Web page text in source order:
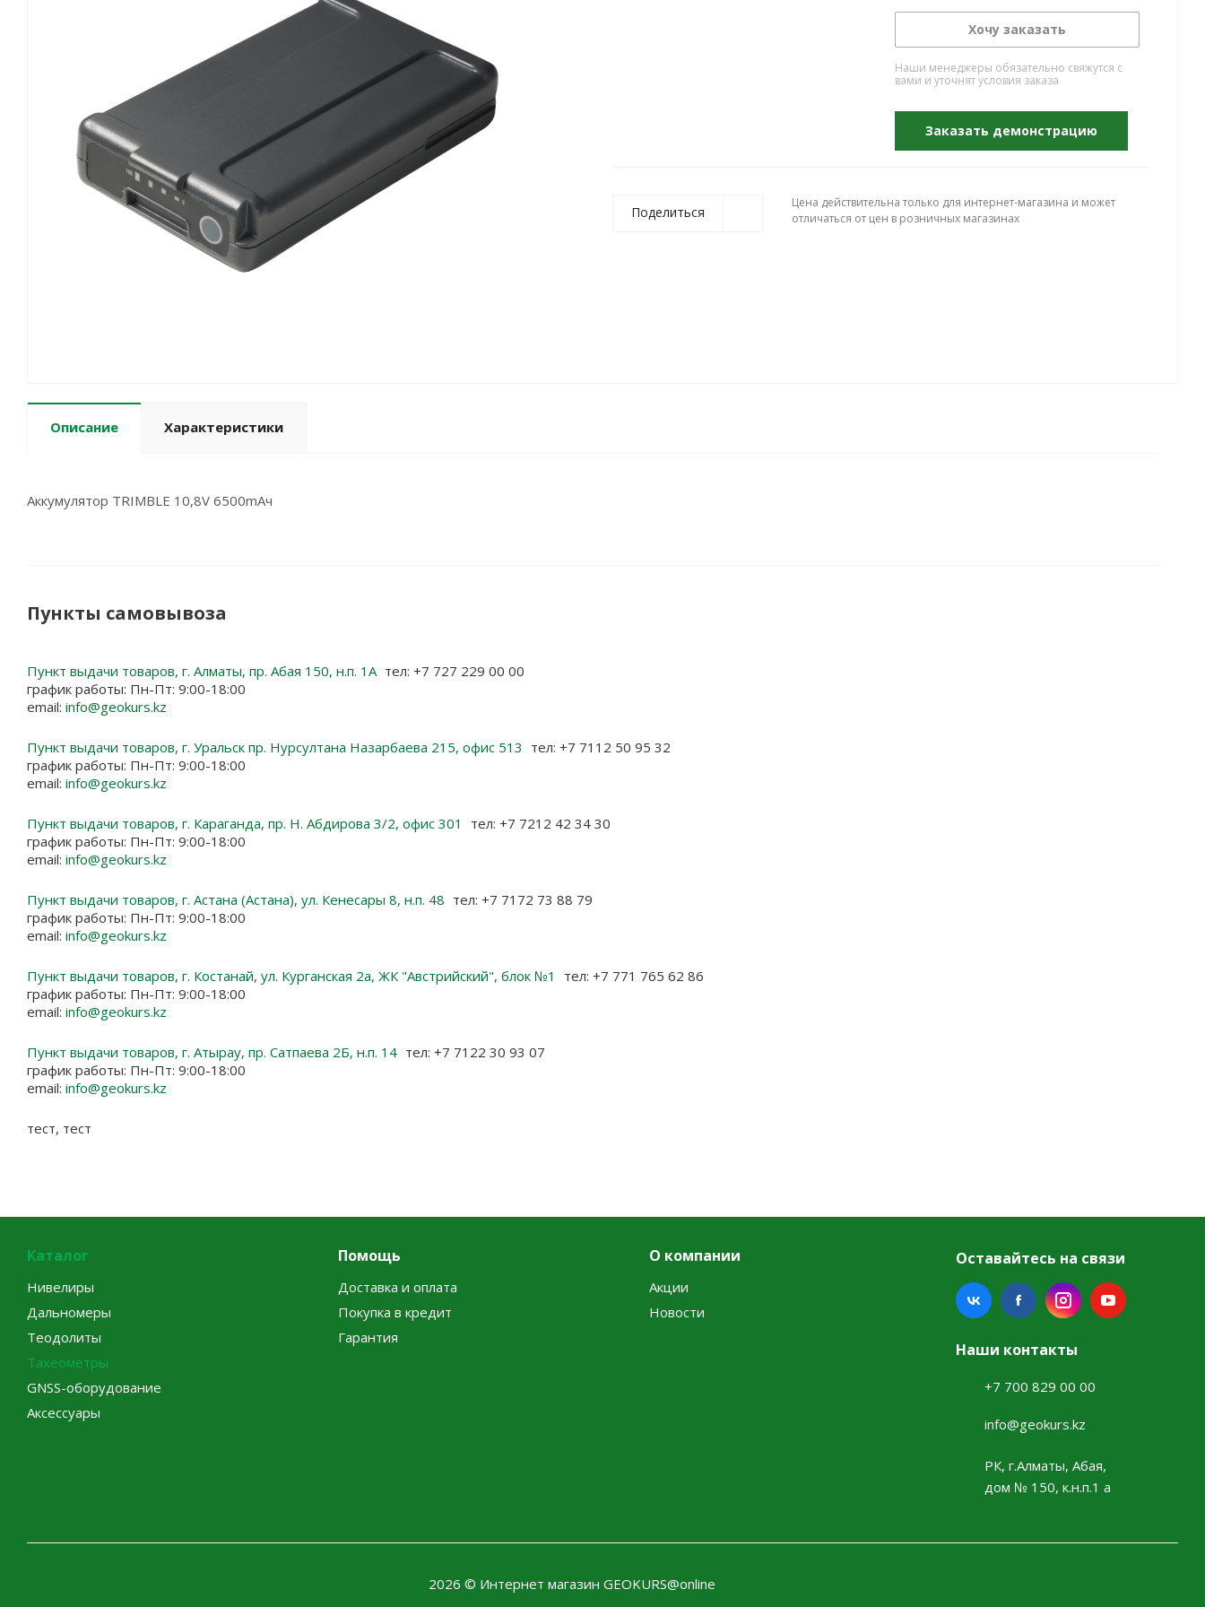
Хочу заказать
Наши менеджеры обязательно свяжутся с
вами и уточнят условия заказа
Заказать демонстрацию
Поделиться
Цена действительна только для интернет-магазина и может
отличаться от цен в розничных магазинах
Описание Характеристики
Аккумулятор TRIMBLE 10,8V 6500mAч
Пункты самовывоза
Пункт выдачи товаров, г. Алматы, пр. Абая 150, н.п. 1А тел: +7 727 229 00 00
график работы: Пн-Пт: 9:00-18:00
email: info@geokurs.kz
Пункт выдачи товаров, г. Уральск пр. Нурсултана Назарбаева 215, офис 513 тел: +7 7112 50 95 32
график работы: Пн-Пт: 9:00-18:00
email: info@geokurs.kz
Пункт выдачи товаров, г. Караганда, пр. Н. Абдирова 3/2, офис 301
тел: +7 7212 42 34 30
график работы: Пн-Пт: 9:00-18:00
email: info@geokurs.kz
Пункт выдачи товаров, г. Астана (Астана), ул. Кенесары 8, н.п. 48 тел: +7 7172 73 88 79
график работы: Пн-Пт: 9:00-18:00
email: info@geokurs.kz
Пункт выдачи товаров, г. Костанай, ул. Курганская 2а, ЖК "Австрийский", блок №1
тел: +7 771 765 62 86
график работы: Пн-Пт: 9:00-18:00
email: info@geokurs.kz
Пункт выдачи товаров, г. Атырау, пр. Сатпаева 2Б, н.п. 14 тел: +7 7122 30 93 07
график работы: Пн-Пт: 9:00-18:00
email: info@geokurs.kz
тест, тест
Каталог
Нивелиры
Дальномеры
Теодолиты
Тахеометры
GNSS-оборудование
Аксессуары
Помощь
Доставка и оплата
Покупка в кредит
Гарантия
О компании
Акции
Новости
Оставайтесь на связи
Наши контакты
+7 700 829 00 00
info@geokurs.kz
РК, г.Алматы, Абая,
дом № 150, к.н.п.1 а
2026 © Интернет магазин GEOKURS@online